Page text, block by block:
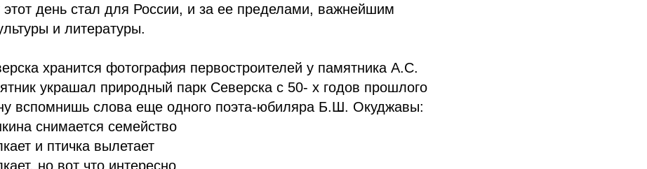
этот день стал для России, и за ее пределами, важнейшим
и литературы.
хранится фотография первостроителей у памятника А.С.
украшал природный парк Северска с 50- х годов прошлого
вспомнишь слова еще одного поэта-юбиляра Б.Ш. Окуджавы:
снимается семейство
и птичка вылетает
но вот что интересно